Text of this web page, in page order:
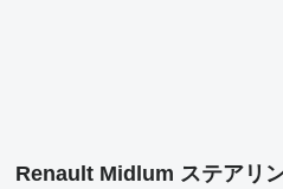
Renault Midlum ステアリ